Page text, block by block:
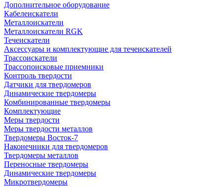
Дополнительное оборудование
Кабелеискатели
Металлоискатели
Металлоискатели RGK
Течеискатели
Аксессуары и комплектующие для течеискателей
Трассоискатели
Трассопоисковые приемники
Контроль твердости
Датчики для твердомеров
Динамические твердомеры
Комбинированные твердомеры
Комплектующие
Меры твердости
Меры твердости металлов
Твердомеры Восток-7
Наконечники для твердомеров
Твердомеры металлов
Переносные твердомеры
Динамические твердомеры
Микротвердомеры